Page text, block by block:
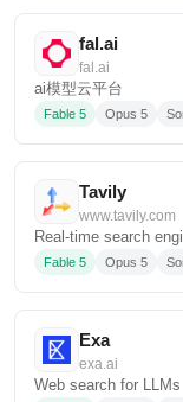
fal.ai
fal.ai
ai模型云平台
Fable 5 Opus 5
Tavily
www.tavily.com
Real‑time search
Fable 5 Opus 5
Exa
exa.ai
Web search for LLMs